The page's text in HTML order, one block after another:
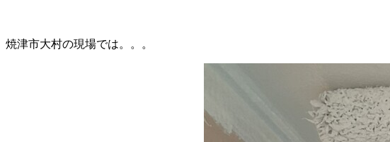
焼津市大村の現場では。。。